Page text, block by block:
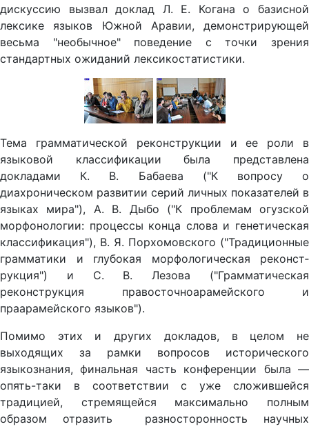
дискуссию вызвал доклад Л. Е. Когана о базисной
лексике языков Южной Аравии, демонстрирующей
весьма "не­обычное" поведение с точки зрения
стандартных ожиданий лексикостатистики.
Тема грамматической реконструкции и ее роли в
языковой классификации была представ­лена
докладами К. В. Бабаева ("К вопросу о
диахроническом развитии серий личных по­ка­за­телей в
языках мира"), А. В. Дыбо ("К проблемам огузской
морфонологии: процессы конца слова и гене­тическая
классификация"), В. Я. Порхомовского ("Традиционные
грамматики и глубокая морфологическая рекон­ст­
рукция") и С. В. Лезова ("Грам­матическая
реконструкция правосточноарамейского и
праарамейского языков").
Помимо этих и других докладов, в целом не
выходящих за рамки вопросов исторического
языкознания, финальная часть конференции была —
опять-таки в соответствии с уже сложившейся
традицией, стремящейся максимально полным
образом отразить разно­сто­ронность научных